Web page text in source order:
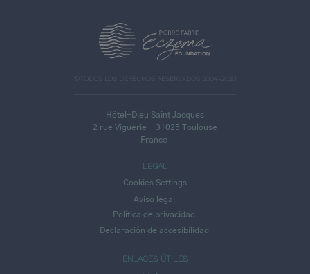
©TODOS LOS DERECHOS RESERVADOS 2004-2020
Hôtel-Dieu Saint Jacques
2 rue Viguerie - 31025 Toulouse
France
ENLACES ÚTILES
LEGAL
Cookies Settings
Aviso legal
Política de privacidad
Declaración de accesibilidad